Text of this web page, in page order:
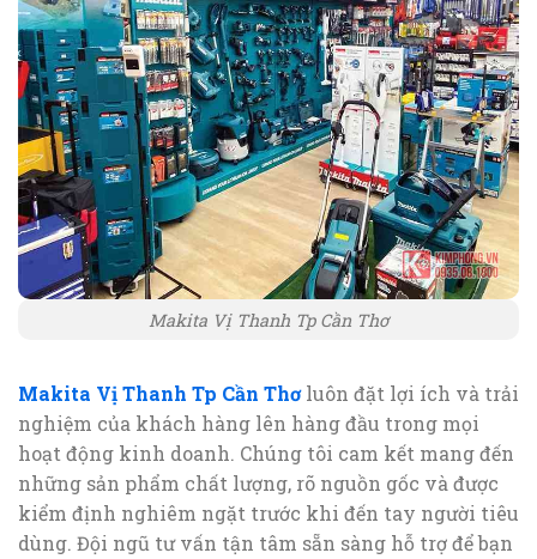
Makita Vị Thanh Tp Cần Thơ
Makita Vị Thanh Tp Cần Thơluôn đặt lợi ích và trải
nghiệm của khách hàng lên hàng đầu trong mọi
hoạt động kinh doanh. Chúng tôi cam kết mang đến
những sản phẩm chất lượng, rõ nguồn gốc và được
kiểm định nghiêm ngặt trước khi đến tay người tiêu
dùng. Đội ngũ tư vấn tận tâm sẵn sàng hỗ trợ để bạn